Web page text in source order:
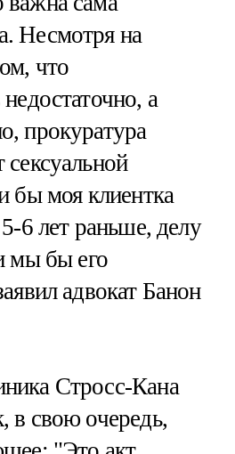
Несмотря на
что
недостаточно, а
прокуратура
сексуальной
бы моя клиентка
6 лет раньше, делу
мы бы его
адвокат Банон
Стросс-Кана
в свою очередь,